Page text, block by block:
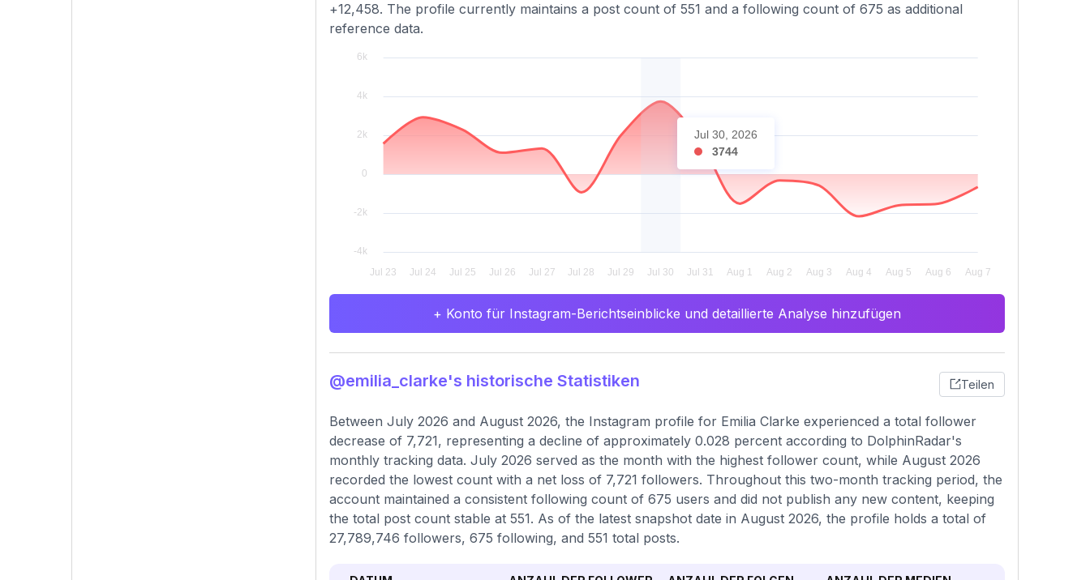
+12,458. The profile currently maintains a post count of 551 and a following count of 675 as additional
reference data.
Jul 30, 2026
3744
+ Konto für Instagram-Berichtseinblicke und detaillierte Analyse hinzufügen
@emilia_clarke's historische Statistiken Teilen
Between July 2026 and August 2026, the Instagram profile for Emilia Clarke experienced a total follower
decrease of 7,721, representing a decline of approximately 0.028 percent according to DolphinRadar's
monthly tracking data. July 2026 served as the month with the highest follower count, while August 2026
recorded the lowest count with a net loss of 7,721 followers. Throughout this two-month tracking period, the
account maintained a consistent following count of 675 users and did not publish any new content, keeping
the total post count stable at 551. As of the latest snapshot date in August 2026, the profile holds a total of
27,789,746 followers, 675 following, and 551 total posts.